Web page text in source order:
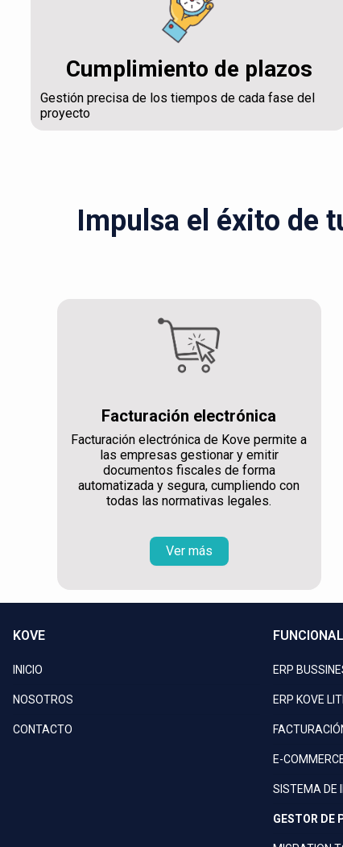
Cumplimiento de plazos
Gestión precisa de los tiempos de cada fase del
proyecto
Impulsa el éxito de
Facturación electrónica
Facturación electrónica de Kove permite a
las empresas gestionar y emitir
documentos fiscales de forma
automatizada y segura, cumpliendo con
todas las normativas legales.
Ver más
KOVE
INICIO
NOSOTROS
CONTACTO
ERP
ERP KOVE
E-
SISTEMA DE
GESTOR DE